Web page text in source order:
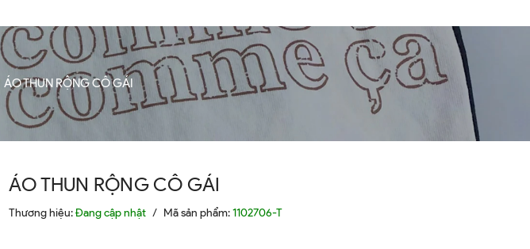
ÁO THUN RỘNG CÔ GÁI
ÁO THUN RỘNG CÔ GÁI
Thương hiệu:Đang cập nhật / Mã sản phẩm:1102706-T